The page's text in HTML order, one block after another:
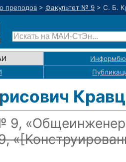
преподов > Факультет № 9 > С. Б.
9,
«